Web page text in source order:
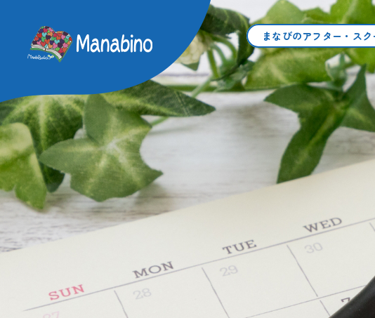
学習付き学童保育まなびのアフター
まなびのアフター・ス